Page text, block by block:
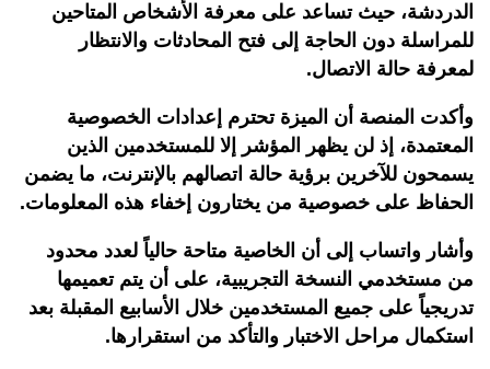
الدردشة، حيث تساعد على معرفة الأشخاص المتاحين
للمراسلة دون الحاجة إلى فتح المحادثات والانتظار
لمعرفة حالة الاتصال.
وأكدت المنصة أن الميزة تحترم إعدادات الخصوصية
المعتمدة، إذ لن يظهر المؤشر إلا للمستخدمين الذين
يسمحون للآخرين برؤية حالة اتصالهم بالإنترنت، ما يضمن
الحفاظ على خصوصية من يختارون إخفاء هذه المعلومات.
وأشار واتساب إلى أن الخاصية متاحة حالياً لعدد محدود
من مستخدمي النسخة التجريبية، على أن يتم تعميمها
تدريجياً على جميع المستخدمين خلال الأسابيع المقبلة بعد
استكمال مراحل الاختبار والتأكد من استقرارها.